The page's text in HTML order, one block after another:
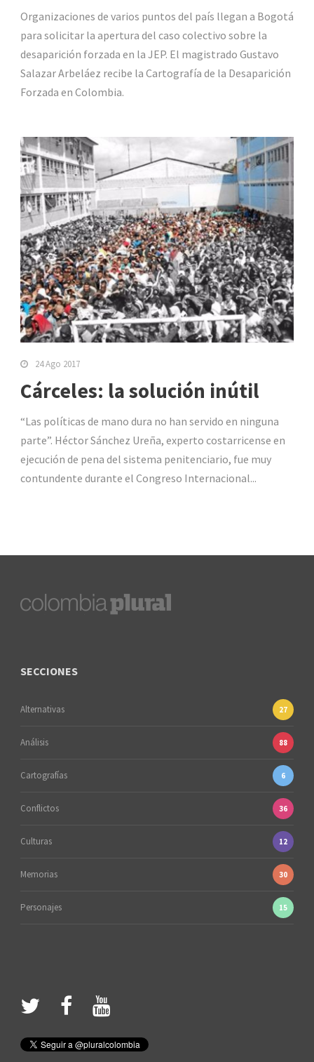
Organizaciones de varios puntos del país llegan a Bogotá
para solicitar la apertura del caso colectivo sobre la
desaparición forzada en la JEP. El magistrado Gustavo
Salazar Arbeláez recibe la Cartografía de la Desaparición
Forzada en Colombia.
24 Ago 2017
Cárceles: la solución inútil
“Las políticas de mano dura no han servido en ninguna
parte”. Héctor Sánchez Ureña, experto costarricense en
ejecución de pena del sistema penitenciario, fue muy
contundente durante el Congreso Internacional...
SECCIONES
Alternativas 27
Análisis 88
Cartografías 6
Conflictos 36
Culturas 12
Memorias 30
Personajes 15